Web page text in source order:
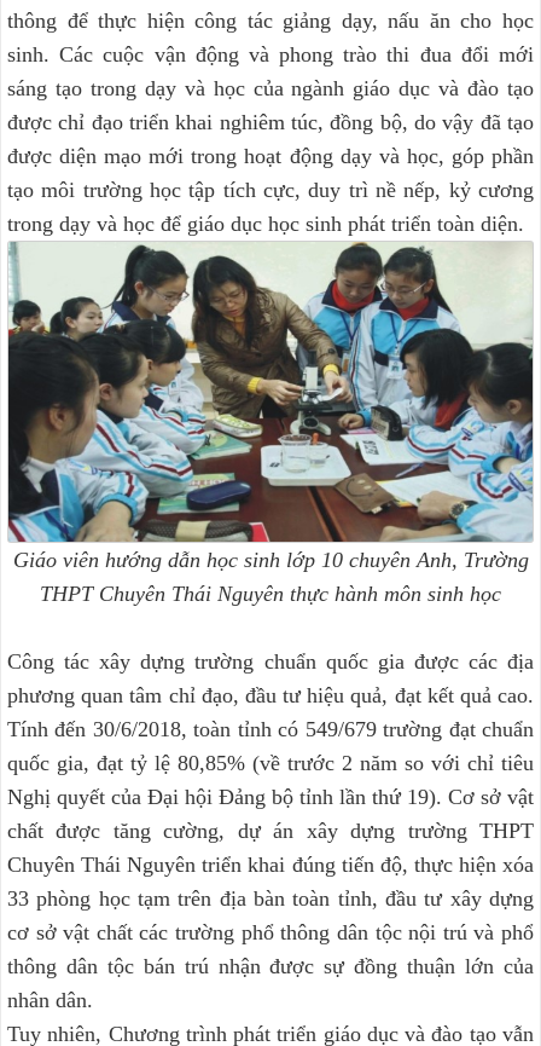
thông để thực hiện công tác giảng dạy, nấu ăn cho học
sinh. Các cuộc vận động và phong trào thi đua đổi mới
sáng tạo trong dạy và học của ngành giáo dục và đào tạo
được chỉ đạo triển khai nghiêm túc, đồng bộ, do vậy đã tạo
được diện mạo mới trong hoạt động dạy và học, góp phần
tạo môi trường học tập tích cực, duy trì nề nếp, kỷ cương
trong dạy và học để giáo dục học sinh phát triển toàn diện.
Giáo viên hướng dẫn học sinh lớp 10 chuyên Anh, Trường
THPT Chuyên Thái Nguyên thực hành môn sinh học
Công tác xây dựng trường chuẩn quốc gia được các địa
phương quan tâm chỉ đạo, đầu tư hiệu quả, đạt kết quả cao.
Tính đến 30/6/2018, toàn tỉnh có 549/679 trường đạt chuẩn
quốc gia, đạt tỷ lệ 80,85% (về trước 2 năm so với chỉ tiêu
Nghị quyết của Đại hội Đảng bộ tỉnh lần thứ 19). Cơ sở vật
chất được tăng cường, dự án xây dựng trường THPT
Chuyên Thái Nguyên triển khai đúng tiến độ, thực hiện xóa
33 phòng học tạm trên địa bàn toàn tỉnh, đầu tư xây dựng
cơ sở vật chất các trường phổ thông dân tộc nội trú và phổ
thông dân tộc bán trú nhận được sự đồng thuận lớn của
nhân dân.
Tuy nhiên, Chương trình phát triển giáo dục và đào tạo vẫn